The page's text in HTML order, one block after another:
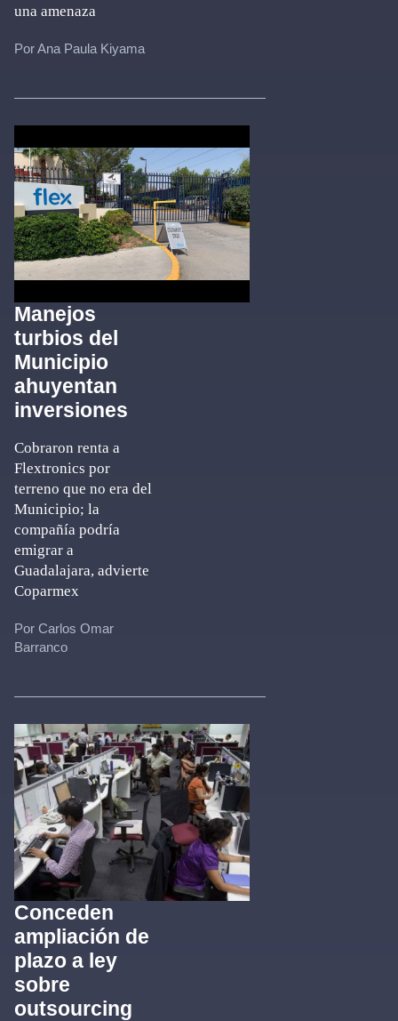
una amenaza
Por Ana Paula Kiyama
Manejos
turbios del
Municipio
ahuyentan
inversiones
Cobraron renta a
Flextronics por
terreno que no era del
Municipio; la
compañía podría
emigrar a
Guadalajara, advierte
Coparmex
Por Carlos Omar
Barranco
Conceden
ampliación de
plazo a ley
sobre
outsourcing